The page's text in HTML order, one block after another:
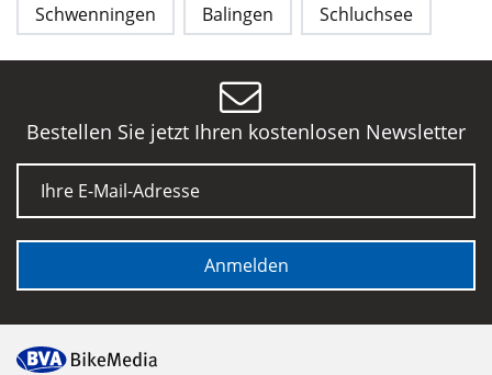
Schwenningen Balingen Schluchsee
Bestellen Sie jetzt Ihren kostenlosen Newsletter
E-Mail
Anmelden